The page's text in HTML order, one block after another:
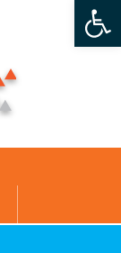
פתח סרגל נגישות